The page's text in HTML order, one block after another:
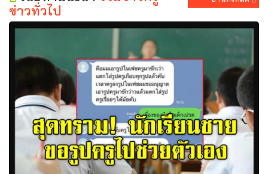
ข่าวทั่วไป